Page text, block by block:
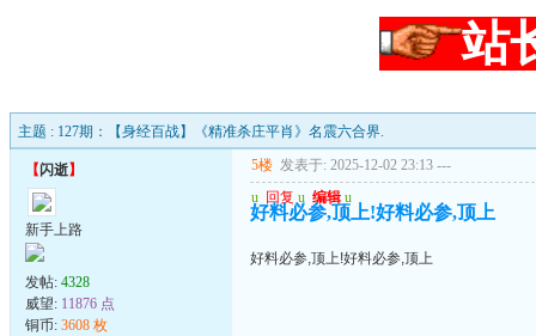
站
主题 : 127期：【身经百战】《精准杀庄平肖》名震六合界.
【闪逝】
新手上路
发帖: 4328
威望: 11876 点
铜币: 3608 枚
5楼 发表于: 2025-12-02 23:13 ---
u 回复 u 编辑 u
好料必参,顶上!好料必参,顶上
好料必参,顶上!好料必参,顶上